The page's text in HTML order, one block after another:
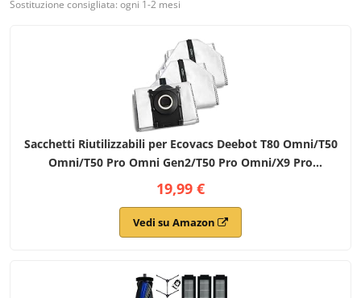
Sostituzione consigliata: ogni 1-2 mesi
Sacchetti Riutilizzabili per Ecovacs Deebot T80 Omni/T50
Omni/T50 Pro Omni Gen2/T50 Pro Omni/X9 Pro
Omni/X8 Pro Omni/T80S Omni/T30C Aspirapolvere,
Ricambio Sacchetto polvere con Cerniera (3 Pezzi)
19,99 €
Vedi su Amazon